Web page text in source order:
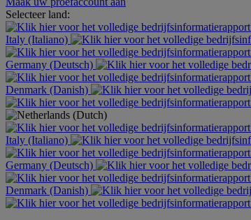
Selecteer land:
Italy (Italiano)
Germany (Deutsch)
Denmark (Danish)
Italy (Italiano)
Germany (Deutsch)
Denmark (Danish)